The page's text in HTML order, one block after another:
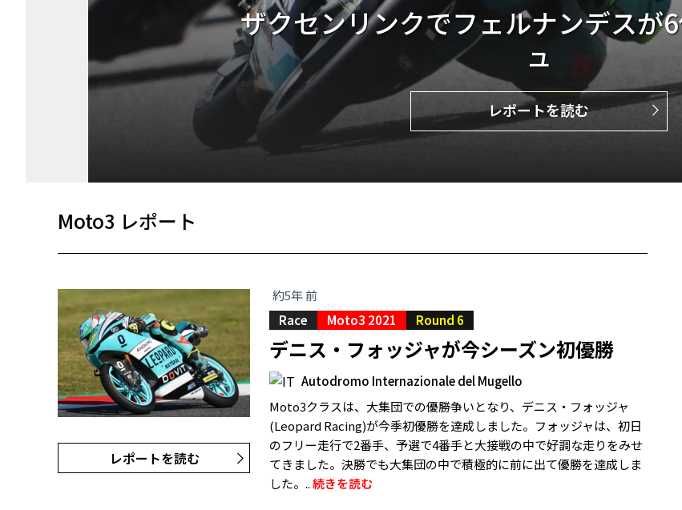
Qualifying Moto3 2026 Round
リオス、ドイツで3列目スター
レポートを読む
Moto3 レポート
レポートを読む
約5年 前
Race
Moto3 2021 Round 6
デニス・フォッジャが今シーズン初優勝
Autodromo Internazionale del Mugello
Moto3クラスは、大集団での優勝争いとなり、デニス・フォッジャ
(Leopard Racing)が今季初優勝を達成しました。フォッジャは、初日
のフリー走行で2番手、予選で4番手と大接戦の中で好調な走りをみせ
てきました。決勝でも大集団の中で積極的に前に出て優勝を達成しま
した。..続きを読む